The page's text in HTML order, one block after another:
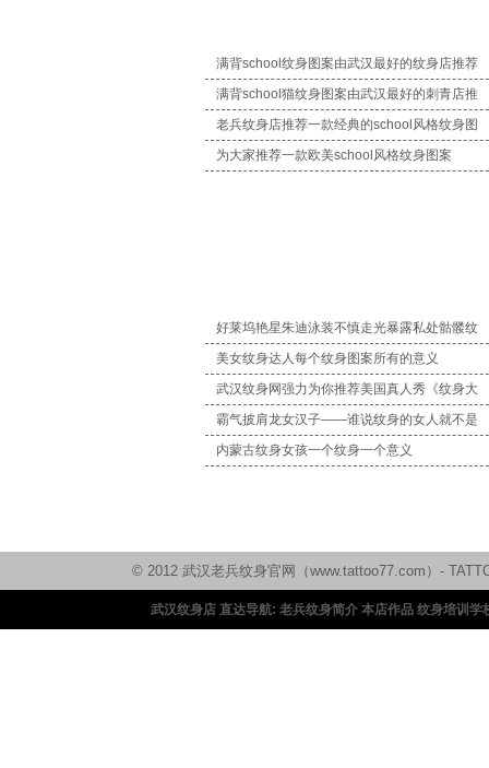
满背school纹身图案由武汉最好的纹身店推荐
满背school猫纹身图案由武汉最好的刺青店推
老兵纹身店推荐一款经典的school风格纹身图
为大家推荐一款欧美school风格纹身图案
好莱坞艳星朱迪泳装不慎走光暴露私处骷髅纹
美女纹身达人每个纹身图案所有的意义
武汉纹身网强力为你推荐美国真人秀《纹身大
霸气披肩龙女汉子——谁说纹身的女人就不是
内蒙古纹身女孩一个纹身一个意义
© 2012 武汉老兵纹身官网（www.tattoo77.com）-
武汉纹身店 直达导航: 老兵纹身简介 本店作品 纹身培训学